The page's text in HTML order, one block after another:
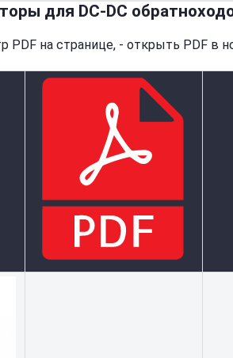
для DC-DC
PDF на странице, - открыть PDF в